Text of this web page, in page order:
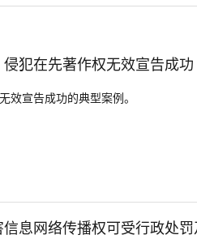
侵犯在先著作权无效宣告成功
效宣告成功的典型案例。
信息网络传播权可受行政处